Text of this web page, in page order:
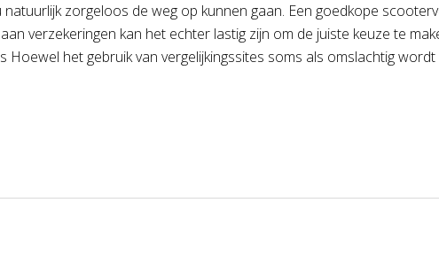
zorgeloos de weg op kunnen gaan. Een goedkope
verzekeringen kan het echter lastig zijn om de juiste keuze te
Hoewel het gebruik van vergelijkingssites soms als omslachtig